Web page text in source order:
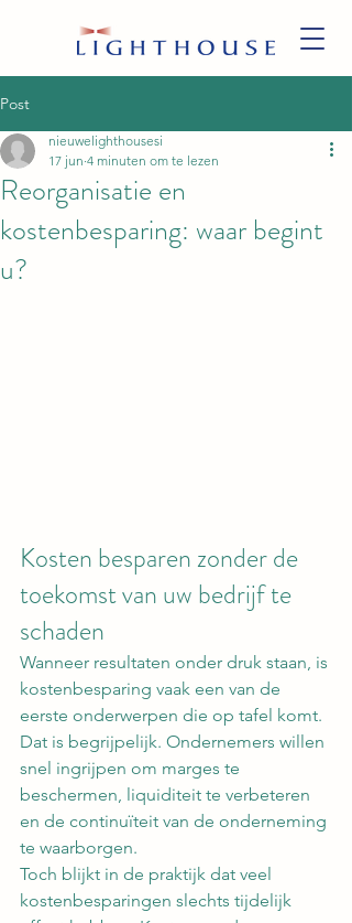
Post
Reorganisatie en
kostenbesparing: waar begint
u?
nieuwelighthousesi
17 jun 4 minuten om te lezen
Kosten besparen zonder de
toekomst van uw bedrijf te
schaden
Wanneer resultaten onder druk staan, is
kostenbesparing vaak een van de
eerste onderwerpen die op tafel komt.
Dat is begrijpelijk. Ondernemers willen
snel ingrijpen om marges te
beschermen, liquiditeit te verbeteren
en de continuïteit van de onderneming
te waarborgen.
Toch blijkt in de praktijk dat veel
kostenbesparingen slechts tijdelijk